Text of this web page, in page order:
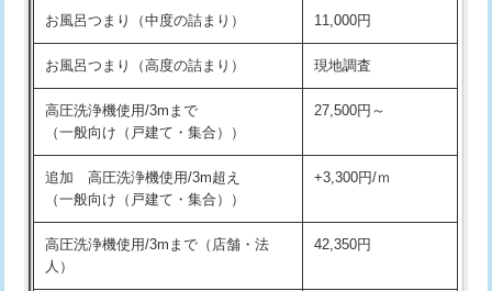
交換・取付(混合水栓（壁付・デッキ
式・ワンホール）)
16,500円+材料費
交換・取付(排水栓・排水トラップ
（P/S/ポップアップ））
22,000円+材料費
交換・取付（その他部品） 11,000円+材料費
持込商品取付（単水栓） 13,200円
持込商品取付（混合水栓）
お風呂つまり（中度の詰まり） 11,000円
お風呂つまり（高度の詰まり） 現地調査
高圧洗浄機使用/3mまで
（一般向け（戸建て・集合））
27,500円～
追加 高圧洗浄機使用/3m超え
（一般向け（戸建て・集合））
+3,300円/ｍ
高圧洗浄機使用/3mまで（店舗・法
人）
42,350円